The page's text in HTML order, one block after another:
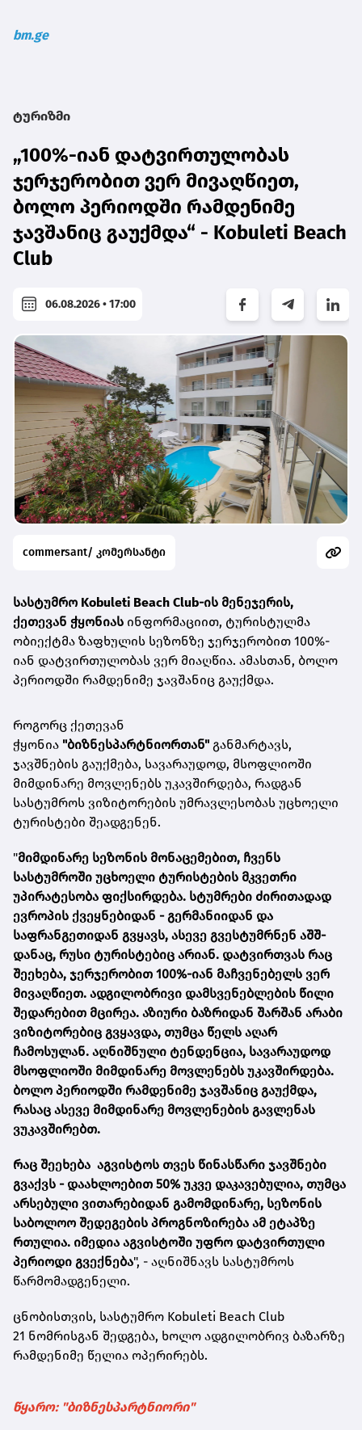
bm.ge
ტურიზმი
„100%-იან დატვირთულობას
ჯერჯერობით ვერ მივაღწიეთ,
ბოლო პერიოდში რამდენიმე
ჯავშანიც გაუქმდა“ - Kobuleti Beach
Club
06.08.2026 • 17:00
commersant/ კომერსანტი
სასტუმრო Kobuleti Beach Club-ის მენეჯერის,
ქეთევან ჭყონიას ინფორმაციით, ტურისტულმა
ობიექტმა ზაფხულის სეზონზე ჯერჯერობით 100%-
იან დატვირთულობას ვერ მიაღწია. ამასთან, ბოლო
პერიოდში რამდენიმე ჯავშანიც გაუქმდა.
როგორც ქეთევან
ჭყონია "ბიზნესპარტნიორთან" განმარტავს,
ჯავშნების გაუქმება, სავარაუდოდ, მსოფლიოში
მიმდინარე მოვლენებს უკავშირდება, რადგან
სასტუმროს ვიზიტორების უმრავლესობას უცხოელი
ტურისტები შეადგენენ.
"მიმდინარე სეზონის მონაცემებით, ჩვენს
სასტუმროში უცხოელი ტურისტების მკვეთრი
უპირატესობა ფიქსირდება. სტუმრები ძირითადად
ევროპის ქვეყნებიდან - გერმანიიდან და
საფრანგეთიდან გვყავს, ასევე გვესტუმრნენ აშშ-
დანაც, რუსი ტურისტებიც არიან. დატვირთვას რაც
შეეხება, ჯერჯერობით 100%-იან მაჩვენებელს ვერ
მივაღწიეთ. ადგილობრივი დამსვენებლების წილი
შედარებით მცირეა. აზიური ბაზრიდან შარშან არაბი
ვიზიტორებიც გვყავდა, თუმცა წელს აღარ
ჩამოსულან. აღნიშნული ტენდენცია, სავარაუდოდ
მსოფლიოში მიმდინარე მოვლენებს უკავშირდება.
ბოლო პერიოდში რამდენიმე ჯავშანიც გაუქმდა,
რასაც ასევე მიმდინარე მოვლენების გავლენას
ვუკავშირებთ.
რაც შეეხება აგვისტოს თვეს წინასწარი ჯავშნები
გვაქვს - დაახლოებით 50% უკვე დაკავებულია, თუმცა
არსებული ვითარებიდან გამომდინარე, სეზონის
საბოლოო შედეგების პროგნოზირება ამ ეტაპზე
რთულია. იმედია აგვისტოში უფრო დატვირთული
პერიოდი გვექნება", - აღნიშნავს სასტუმროს
წარმომადგენელი.
ცნობისთვის, სასტუმრო Kobuleti Beach Club
21 ნომრისგან შედგება, ხოლო ადგილობრივ ბაზარზე
რამდენიმე წელია ოპერირებს.
წყარო: "ბიზნესპარტნიორი"